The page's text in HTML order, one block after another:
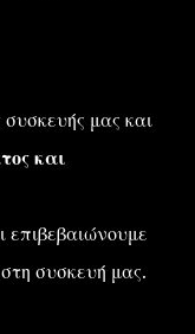
συσκευής μας και
και
επιβεβαιώνουμε
συσκευή μας.